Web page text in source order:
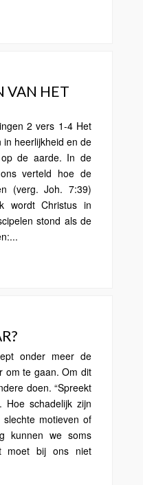
VAN HET
2 vers 1-4 Het
in heerlijkheid en de
de aarde. In de
verteld hoe de
(verg. Joh. 7:39)
wordt Christus in
stond als de
onder meer de
om te gaan. Om dit
doen. “Spreekt
Hoe schadelijk zijn
motieven of
kunnen we soms
moet bij ons niet